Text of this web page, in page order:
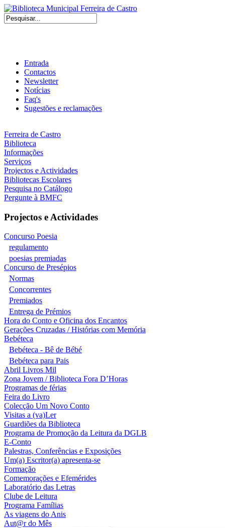
Entrada
Contactos
Newsletter
Notícias
Faq's
Sugestões e reclamações
Ferreira de Castro
Biblioteca
Informações
Serviços
Projectos e Actividades
Bibliotecas Escolares
Pesquisa no Catálogo
Pergunte à BMFC
Projectos e Actividades
Concurso Poesia
regulamento
poesias premiadas
Concurso de Presépios
Normas
Concorrentes
Premiados
Entrega de Prémios
Hora do Conto e Oficina dos Encantos
Gerações Cruzadas / Histórias com Memória
Bebéteca
Bebéteca - Bê de Bébé
Bebéteca para Pais
Abril Livros Mil
Zona Jovem / Biblioteca Fora D’Horas
Programas de férias
Feira do Livro
Colecção Um Novo Conto
Visitas a (va)Ler
Guardiões da Biblioteca
Programa de Promoção da Leitura da DGLB
E-Conto
Palestras, Conferências e Exposições
Um(a) Escritor(a) apresenta-se
Formação
Comemorações e Efemérides
Laboratório das Letras
Clube de Leitura
Programa Famílias
As viagens do Anis
Aut@r do Mês